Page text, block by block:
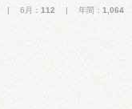
| 6月： 112 | 年間： 1,064